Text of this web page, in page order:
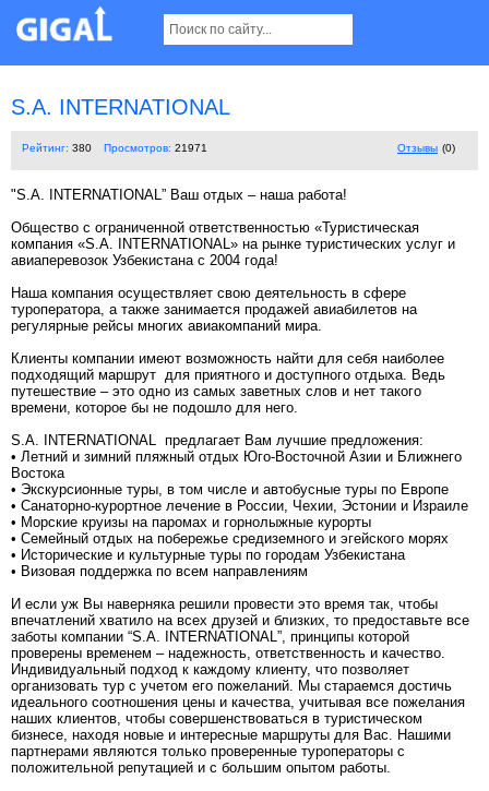
S.A. INTERNATIONAL
Рейтинг: 380 Просмотров: 21971 Отзывы (0)
"S.A. INTERNATIONAL” Ваш отдых – наша работа!
Общество с ограниченной ответственностью «Туристическая
компания «S.A. INTERNATIONAL» на рынке туристических услуг и
авиаперевозок Узбекистана с 2004 года!
Наша компания осуществляет свою деятельность в сфере
туроператора, а также занимается продажей авиабилетов на
регулярные рейсы многих авиакомпаний мира.
Клиенты компании имеют возможность найти для себя наиболее
подходящий маршрут для приятного и доступного отдыха. Ведь
путешествие – это одно из самых заветных слов и нет такого
времени, которое бы не подошло для него.
S.A. INTERNATIONAL предлагает Вам лучшие предложения:
• Летний и зимний пляжный отдых Юго-Восточной Азии и Ближнего
Востока
• Экскурсионные туры, в том числе и автобусные туры по Европе
• Санаторно-курортное лечение в России, Чехии, Эстонии и Израиле
• Морские круизы на паромах и горнолыжные курорты
• Семейный отдых на побережье средиземного и эгейского морях
• Исторические и культурные туры по городам Узбекистана
• Визовая поддержка по всем направлениям
И если уж Вы наверняка решили провести это время так, чтобы
впечатлений хватило на всех друзей и близких, то предоставьте все
заботы компании “S.A. INTERNATIONAL”, принципы которой
проверены временем – надежность, ответственность и качество.
Индивидуальный подход к каждому клиенту, что позволяет
организовать тур с учетом его пожеланий. Мы стараемся достичь
идеального соотношения цены и качества, учитывая все пожелания
наших клиентов, чтобы совершенствоваться в туристическом
бизнесе, находя новые и интересные маршруты для Вас. Нашими
партнерами являются только проверенные туроператоры с
положительной репутацией и с большим опытом работы.